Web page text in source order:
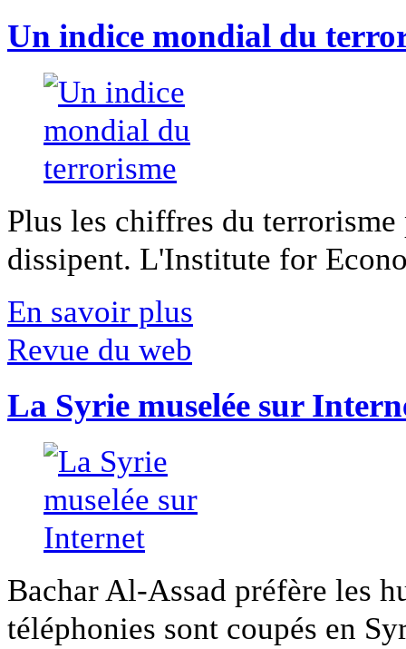
Un indice mondial du
Plus les chiffres du
dissipent. L'Institute for
En savoir plus
Revue du web
La Syrie muselée sur
Bachar Al-Assad préfère les
téléphonies sont coupés en